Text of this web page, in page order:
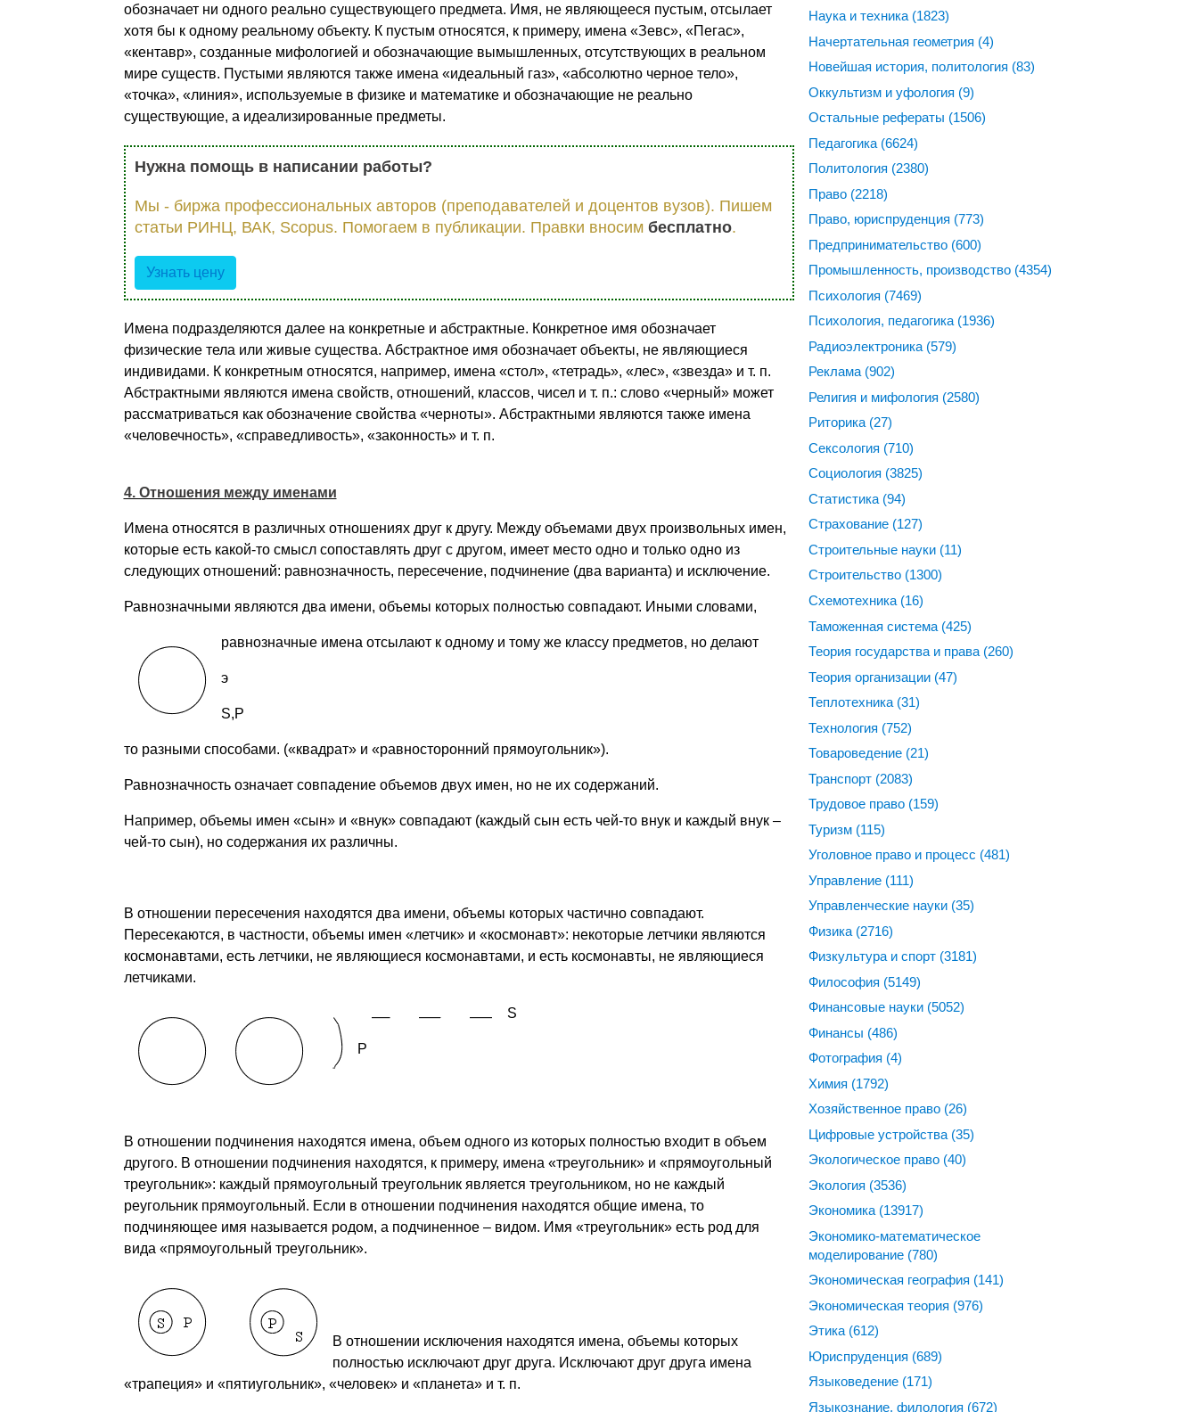
обозначает ни одного реально существующего предмета. Имя, не являющееся пустым, отсылает
хотя бы к одному реальному объекту. К пустым относятся, к примеру, имена «Зевс», «Пегас»,
«кентавр», созданные мифологией и обозначающие вымышленных, отсутствующих в реальном
мире существ. Пустыми являются также имена «идеальный газ», «абсолютно черное тело»,
«точка», «линия», используемые в физике и математике и обозначающие не реально
существующие, а идеализированные предметы.
Нужна помощь в написании работы?
Мы - биржа профессиональных авторов (преподавателей и доцентов вузов). Пишем
статьи РИНЦ, ВАК, Scopus. Помогаем в публикации. Правки вносим бесплатно.
Узнать цену
Имена подразделяются далее на конкретные и абстрактные. Конкретное имя обозначает
физические тела или живые существа. Абстрактное имя обозначает объекты, не являющиеся
индивидами. К конкретным относятся, например, имена «стол», «тетрадь», «лес», «звезда» и т. п.
Абстрактными являются имена свойств, отношений, классов, чисел и т. п.: слово «черный» может
рассматриваться как обозначение свойства «черноты». Абстрактными являются также имена
«человечность», «справедливость», «законность» и т. п.
4. Отношения между именами
Имена относятся в различных отношениях друг к другу. Между объемами двух произвольных имен,
которые есть какой-то смысл сопоставлять друг с другом, имеет место одно и только одно из
следующих отношений: равнозначность, пересечение, подчинение (два варианта) и исключение.
Равнозначными являются два имени, объемы которых полностью совпадают. Иными словами,
равнозначные имена отсылают к одному и тому же классу предметов, но делают
э
S,P
то разными способами. («квадрат» и «равносторонний прямоугольник»).
Равнозначность означает совпадение объемов двух имен, но не их содержаний.
Например, объемы имен «сын» и «внук» совпадают (каждый сын есть чей-то внук и каждый внук –
чей-то сын), но содержания их различны.
В отношении пересечения находятся два имени, объемы которых частично совпадают.
Пересекаются, в частности, объемы имен «летчик» и «космонавт»: некоторые летчики являются
космонавтами, есть летчики, не являющиеся космонавтами, и есть космонавты, не являющиеся
летчиками.
S
P
В отношении подчинения находятся имена, объем одного из которых полностью входит в объем
другого. В отношении подчинения находятся, к примеру, имена «треугольник» и «прямоугольный
треугольник»: каждый прямоугольный треугольник является треугольником, но не каждый
реугольник прямоугольный. Если в отношении подчинения находятся общие имена, то
подчиняющее имя называется родом, а подчиненное – видом. Имя «треугольник» есть род для
вида «прямоугольный треугольник».
В отношении исключения находятся имена, объемы которых
полностью исключают друг друга. Исключают друг друга имена
«трапеция» и «пятиугольник», «человек» и «планета» и т. п.
Наука и техника (1823)
Начертательная геометрия (4)
Новейшая история, политология (83)
Оккультизм и уфология (9)
Остальные рефераты (1506)
Педагогика (6624)
Политология (2380)
Право (2218)
Право, юриспруденция (773)
Предпринимательство (600)
Промышленность, производство (4354)
Психология (7469)
Психология, педагогика (1936)
Радиоэлектроника (579)
Реклама (902)
Религия и мифология (2580)
Риторика (27)
Сексология (710)
Социология (3825)
Статистика (94)
Страхование (127)
Строительные науки (11)
Строительство (1300)
Схемотехника (16)
Таможенная система (425)
Теория государства и права (260)
Теория организации (47)
Теплотехника (31)
Технология (752)
Товароведение (21)
Транспорт (2083)
Трудовое право (159)
Туризм (115)
Уголовное право и процесс (481)
Управление (111)
Управленческие науки (35)
Физика (2716)
Физкультура и спорт (3181)
Философия (5149)
Финансовые науки (5052)
Финансы (486)
Фотография (4)
Химия (1792)
Хозяйственное право (26)
Цифровые устройства (35)
Экологическое право (40)
Экология (3536)
Экономика (13917)
Экономико-математическое
моделирование (780)
Экономическая география (141)
Экономическая теория (976)
Этика (612)
Юриспруденция (689)
Языковедение (171)
Языкознание, филология (672)